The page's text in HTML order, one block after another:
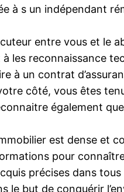
à s un indépendant
entre vous et le
les reconnaissance
à un contrat
côté, vous êtes
également
est dense et
pour
précises dans
le but de conquérir